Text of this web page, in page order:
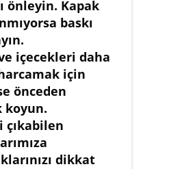
önleyin. Kapak
baskı
içecekleri daha
için
önceden
koyun.
çıkabilen
dikkat